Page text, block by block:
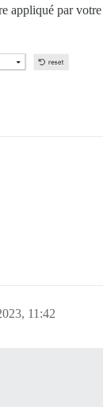
appliqué par votre
11:42